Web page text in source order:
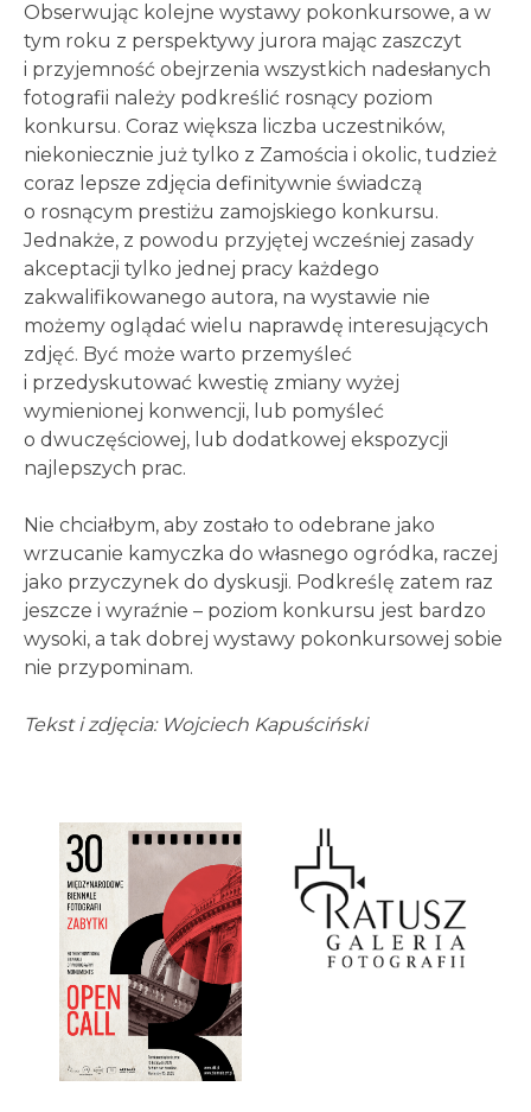
Obserwując kolejne wystawy pokonkursowe, a w
tym roku z perspektywy jurora mając zaszczyt
i przyjemność obejrzenia wszystkich nadesłanych
fotografii należy podkreślić rosnący poziom
konkursu. Coraz większa liczba uczestników,
niekoniecznie już tylko z Zamościa i okolic, tudzież
coraz lepsze zdjęcia definitywnie świadczą
o rosnącym prestiżu zamojskiego konkursu.
Jednakże, z powodu przyjętej wcześniej zasady
akceptacji tylko jednej pracy każdego
zakwalifikowanego autora, na wystawie nie
możemy oglądać wielu naprawdę interesujących
zdjęć. Być może warto przemyśleć
i przedyskutować kwestię zmiany wyżej
wymienionej konwencji, lub pomyśleć
o dwuczęściowej, lub dodatkowej ekspozycji
najlepszych prac.
Nie chciałbym, aby zostało to odebrane jako
wrzucanie kamyczka do własnego ogródka, raczej
jako przyczynek do dyskusji. Podkreślę zatem raz
jeszcze i wyraźnie – poziom konkursu jest bardzo
wysoki, a tak dobrej wystawy pokonkursowej sobie
nie przypominam.
Tekst i zdjęcia: Wojciech Kapuściński